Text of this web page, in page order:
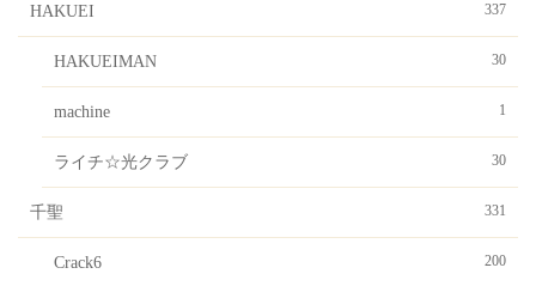
HAKUEI 337
HAKUEIMAN 30
machine 1
ライチ☆光クラブ 30
千聖 331
Crack6 200